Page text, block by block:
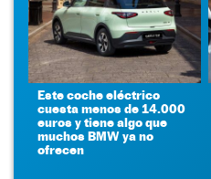
Este coche eléctrico
cuesta menos de 14.000
euros y tiene algo que
muchos BMW ya no
ofrecen